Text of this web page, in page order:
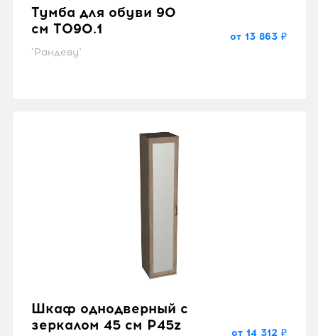
Тумба для обуви 90
см TO90.1
"Рандеву"
от 13 863 ₽
Шкаф однодверный с
зеркалом 45 см P45z
от 14 312 ₽